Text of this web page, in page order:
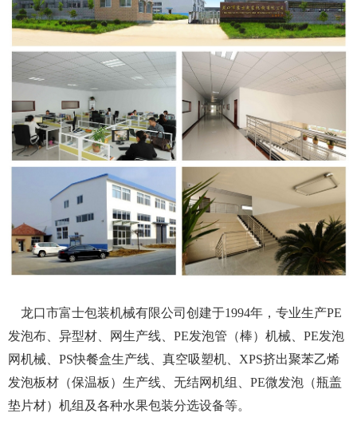
龙口市富士包装机械有限公司创建于1994年，专业生产PE
发泡布、异型材、网生产线、PE发泡管（棒）机械、PE发泡
网机械、PS快餐盒生产线、真空吸塑机、XPS挤出聚苯乙烯
发泡板材（保温板）生产线、无结网机组、PE微发泡（瓶盖
垫片材）机组及各种水果包装分选设备等。